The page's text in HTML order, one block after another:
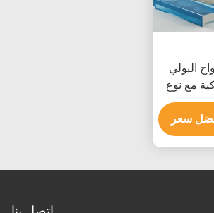
البولي
مع نوع
سعر